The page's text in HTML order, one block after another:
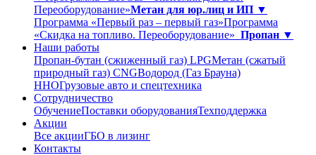
Переоборудование»Метан для юр.лиц и ИП ▼
Программа «Первый раз – первый газ»Программа
«Скидка на топливо. Переоборудование» Пропан ▼
Наши работы
Пропан-бутан (сжиженный газ) LPGМетан (сжатый
природный газ) CNGВодород (Газ Брауна)
ННОГрузовые авто и спецтехника
Сотрудничество
ОбучениеПоставки оборудованияТехподдержка
Акции
Все акцииГБО в лизинг
Контакты